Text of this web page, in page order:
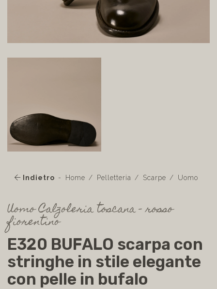
Indietro Home Pelletteria Scarpe Uomo
Uomo Calzoleria toscana - rosso
fiorentino
E320 BUFALO scarpa con
stringhe in stile elegante
con pelle in bufalo